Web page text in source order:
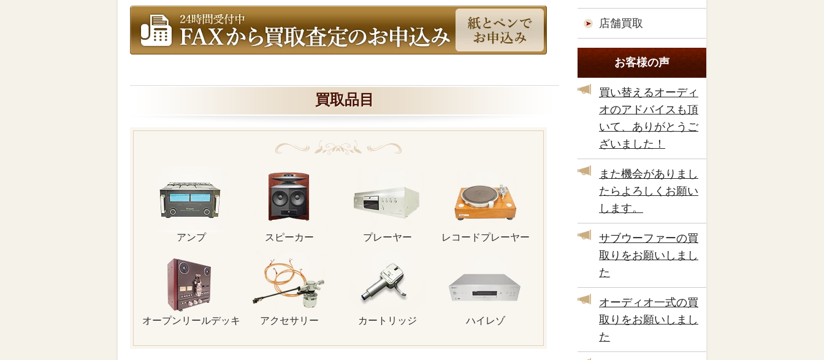
買取品目
アンプ スピーカー プレーヤー レコードプレーヤー
オープンリールデッキ アクセサリー カートリッジ ハイレゾ
店舗買取
お客様の声
買い替えるオーディ
オのアドバイスも頂
いて、ありがとうご
ざいました！
また機会がありまし
たらよろしくお願い
します。
サブウーファーの買
取りをお願いしまし
た
オーディオ一式の買
取りをお願いしまし
た